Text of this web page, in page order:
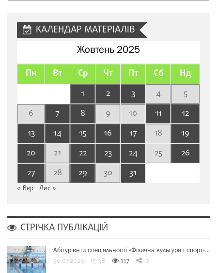
КАЛЕНДАР МАТЕРІАЛІВ
Жовтень 2025
Пн Вт Ср Чт Пт Сб Нд
1 2 3 4
5
6
7 8 9 10 11
12
13
14 15 16 17 18
19
20
21 22 23 24 25
26
27
28 29 30 31
« Вер Лис »
СТРІЧКА ПУБЛІКАЦІЙ
Абітурієнти спеціальності «Фізична культура і спорт»…
30.07.2026 | 15:38 117 0